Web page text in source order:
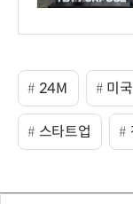
24M 미국
스타트업